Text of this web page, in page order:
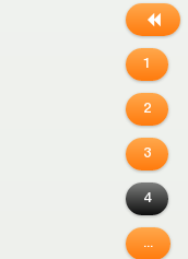
1
2
3
4
...